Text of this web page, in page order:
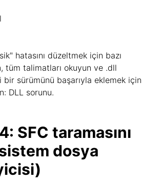
hatasını düzeltmek için bazı
tüm talimatları okuyun ve .dll
bir sürümünü başarıyla eklemek için
DLL sorunu.
SFC taramasını
dosya